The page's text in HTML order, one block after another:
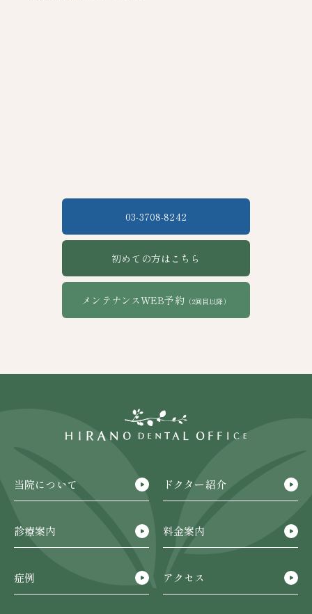
03-3708-8242
初めての方はこちら
メンテナンスWEB予約（2回目以降）
当院について ドクター紹介
診療案内 料金案内
症例 アクセス